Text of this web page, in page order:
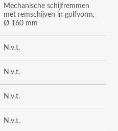
Mechanische schijfremmen
met remschijven in golfvorm,
Ø 160 mm
N.v.t.
N.v.t.
N.v.t.
N.v.t.